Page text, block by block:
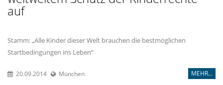
auf
Stamm: „Alle Kinder dieser Welt brauchen die bestmöglichen
Startbedingungen ins Leben“
20.09.2014 München MEHR...